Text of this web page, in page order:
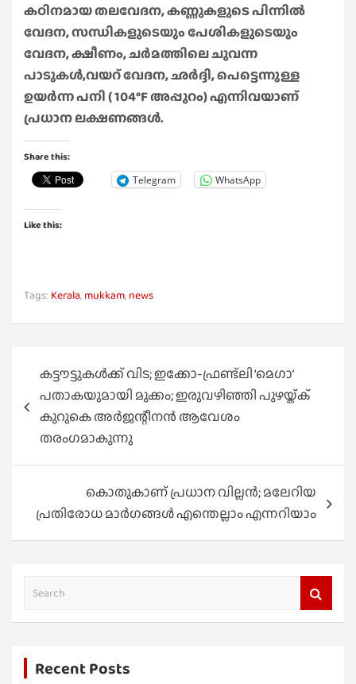
കഠിനമായ തലവേദന, കണ്ണുകളുടെ പിന്നിൽ
വേദന, സന്ധികളുടെയും പേശികളുടെയും
വേദന, ക്ഷീണം, ചർമത്തിലെ ചുവന്ന
പാടുകൾ,വയറ് വേദന, ഛർദ്ദി, പെട്ടെന്നുള്ള
ഉയർന്ന പനി ( 104°F അപ്പുറം) എന്നിവയാണ്
പ്രധാന ലക്ഷണങ്ങൾ.
Share this:
Telegram WhatsApp
Like this:
Tags: Kerala, mukkam, news
navigation
കട്ടൗട്ടുകൾക്ക് വിട; ഇക്കോ-ഫ്രണ്ട്ലി ‘മെഗാ’
പതാകയുമായി മുക്കം; ഇരുവഴിഞ്ഞി പുഴയ്ക്ക്
കുറുകെ അർജന്റീനൻ ആവേശം
തരംഗമാകുന്നു
കൊതുകാണ് പ്രധാന വില്ലന്‍; മലേറിയ
പ്രതിരോധ മാര്‍ഗങ്ങള്‍ എന്തെല്ലാം എന്നറിയാം
Recent Posts